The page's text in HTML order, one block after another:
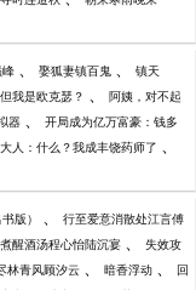
峰 、 娶狐妻镇百鬼 、 镇天
我是欧克瑟？ 、 阿姨，对不起
器 、 开局成为亿万富豪：钱多
人：什么？我成丰饶药师了 、
版） 、 行至爱意消散处江言傅
醒酒汤程心怡陆沉宴 、 失效攻
林青风顾汐云 、 暗香浮动 、 回